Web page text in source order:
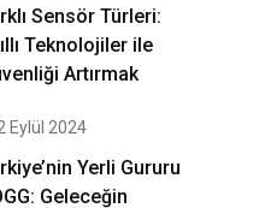
Sensör Türleri:
Teknolojiler ile
Artırmak
Eylül 2024
Yerli Gururu
Geleceğin